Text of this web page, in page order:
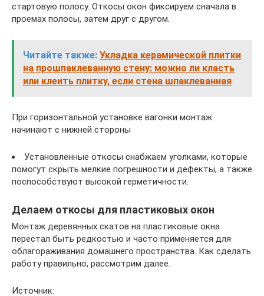
стартовую полосу. Откосы окон фиксируем сначала в
проемах полосы, затем друг с другом.
Читайте также: Укладка керамической плитки
на прошпаклеванную стену: можно ли класть
или клеить плитку, если стена шпаклеванная
При горизонтальной установке вагонки монтаж
начинают с нижней стороны
Установленные откосы снабжаем уголками, которые
помогут скрыть мелкие погрешности и дефекты, а также
поспособствуют высокой герметичности.
Делаем откосы для пластиковых окон
Монтаж деревянных скатов на пластиковые окна
перестал быть редкостью и часто применяется для
облагораживания домашнего пространства. Как сделать
работу правильно, рассмотрим далее.
Источник: